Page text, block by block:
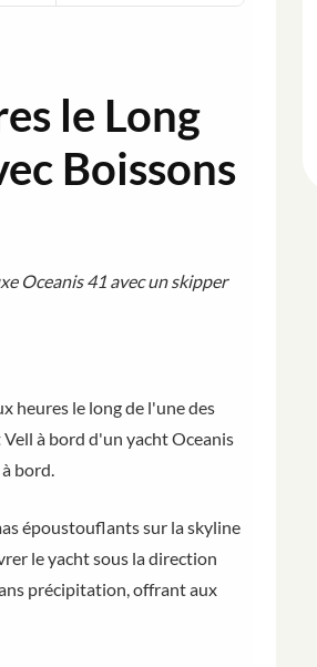
le Long
Boissons
Oceanis 41 avec un skipper
heures le long de l'une des
à bord d'un yacht Oceanis
bord.
époustouflants sur la skyline
le yacht sous la direction
précipitation, offrant aux